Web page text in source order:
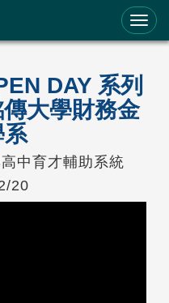
DAY 系列
大學財務金
中育才輔助系統
20